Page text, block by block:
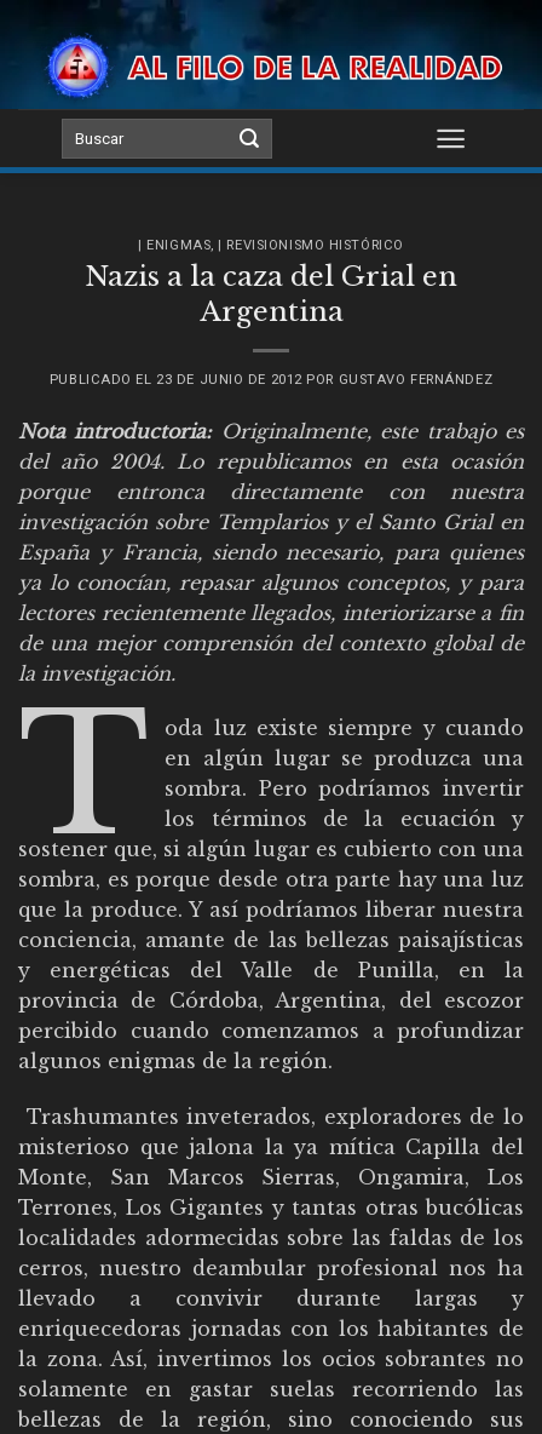
content
| ENIGMAS, | REVISIONISMO HISTÓRICO
Nazis a la caza del Grial en
Argentina
PUBLICADO EL 23 DE JUNIO DE 2012 POR GUSTAVO FERNÁNDEZ
Nota introductoria:Originalmente, este trabajo es
del año 2004. Lo republicamos en esta ocasión
porque entronca directamente con nuestra
investigación sobre Templarios y el Santo Grial en
España y Francia, siendo necesario, para quienes
ya lo conocían, repasar algunos conceptos, y para
lectores recientemente llegados, interiorizarse a fin
de una mejor comprensión del contexto global de
la investigación.
T
oda luz existe siempre y cuando
en algún lugar se produzca una
sombra. Pero podríamos invertir
los términos de la ecuación y
sostener que, si algún lugar es cubierto con una
sombra, es porque desde otra parte hay una luz
que la produce. Y así podríamos liberar nuestra
conciencia, amante de las bellezas paisajísticas
y energéticas del Valle de Punilla, en la
provincia de Córdoba, Argentina, del escozor
percibido cuando comenzamos a profundizar
algunos enigmas de la región.
Trashumantes inveterados, exploradores de lo
misterioso que jalona la ya mítica Capilla del
Monte, San Marcos Sierras, Ongamira, Los
Terrones, Los Gigantes y tantas otras bucólicas
localidades adormecidas sobre las faldas de los
cerros, nuestro deambular profesional nos ha
llevado a convivir durante largas y
enriquecedoras jornadas con los habitantes de
la zona. Así, invertimos los ocios sobrantes no
solamente en gastar suelas recorriendo las
bellezas de la región, sino conociendo sus